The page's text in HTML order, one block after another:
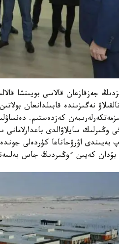
جەزقازعان قالاسى بويىنشا
نەگىزىندە قابىلدانعان
كەزدەستىم.
وڭىرلىك سايلاۋالدى
بەيىندى اۋرۋحاناعا كۇردەلى
بۇدان كەيىن ءوڭىردىڭ جاس